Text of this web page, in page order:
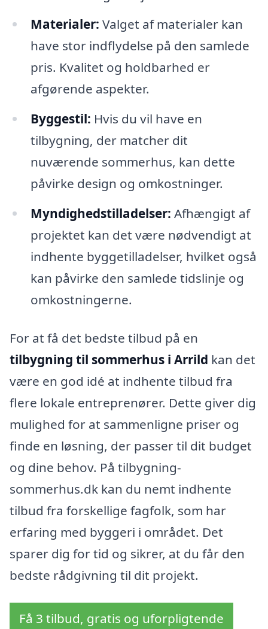
Materialer: Valget af materialer kan
have stor indflydelse på den samlede
pris. Kvalitet og holdbarhed er
afgørende aspekter.
Byggestil: Hvis du vil have en
tilbygning, der matcher dit
nuværende sommerhus, kan dette
påvirke design og omkostninger.
Myndighedstilladelser: Afhængigt af
projektet kan det være nødvendigt at
indhente byggetilladelser, hvilket også
kan påvirke den samlede tidslinje og
omkostningerne.
For at få det bedste tilbud på en
tilbygning til sommerhus i Arrild kan det
være en god idé at indhente tilbud fra
flere lokale entreprenører. Dette giver dig
mulighed for at sammenligne priser og
finde en løsning, der passer til dit budget
og dine behov. På tilbygning-
sommerhus.dk kan du nemt indhente
tilbud fra forskellige fagfolk, som har
erfaring med byggeri i området. Det
sparer dig for tid og sikrer, at du får den
bedste rådgivning til dit projekt.
Få 3 tilbud, gratis og uforpligtende